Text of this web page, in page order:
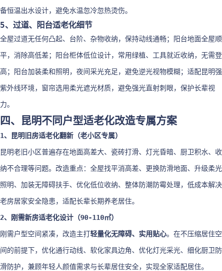
备恒温出水设计，避免水温忽冷忽热烫伤。
5、过道、阳台适老化细节
全屋过道无任何凸起、台阶、杂物收纳，保持动线通畅；阳台地面全屋顺
平，消除高低差；阳台柜体低位设计，常用绿植、工具就近收纳，无需登
高；阳台加装柔和照明，夜间采光充足，避免逆光视物模糊；适配昆明强
紫外线环境，窗帘选用柔光遮光材质，避免强光直射刺眼，保护长辈视
力。
四、昆明不同户型适老化改造专属方案
1、昆明旧房适老化翻新（老小区专属）
昆明老旧小区普遍存在地面高差大、瓷砖打滑、灯光昏暗、厨卫积水、收
纳不合理等问题。改造重点：全屋找平消高差、更换防滑地面、升级柔光
照明、加装无障碍扶手、优化低位收纳、整体防潮防霉处理，低成本解决
老房居家安全隐患，适配长辈长期养老居住。
2、刚需新房适老化设计（90-110㎡）
刚需户型空间紧凑，改造主打轻量化无障碍、实用贴心。在不压缩居住空
间的前提下，优化通行动线、软化家具边角、优化灯光采光、细化厨卫防
滑防护，兼顾年轻人颜值需求与长辈居住安全，实现全家适配居住。